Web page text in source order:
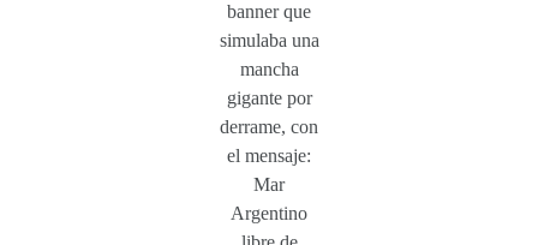
banner que
simulaba una
mancha
gigante por
derrame, con
el mensaje:
Mar
Argentino